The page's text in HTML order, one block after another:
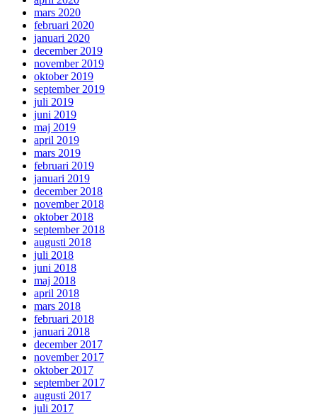
mars 2020
februari 2020
januari 2020
december 2019
november 2019
oktober 2019
september 2019
juli 2019
juni 2019
maj 2019
april 2019
mars 2019
februari 2019
januari 2019
december 2018
november 2018
oktober 2018
september 2018
augusti 2018
juli 2018
juni 2018
maj 2018
april 2018
mars 2018
februari 2018
januari 2018
december 2017
november 2017
oktober 2017
september 2017
augusti 2017
juli 2017